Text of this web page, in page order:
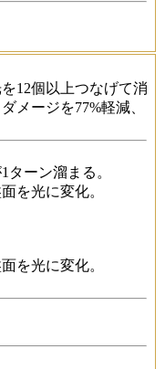
12個以上つなげて消
メージを77%軽減、
ターン溜まる。
を光に変化。
を光に変化。